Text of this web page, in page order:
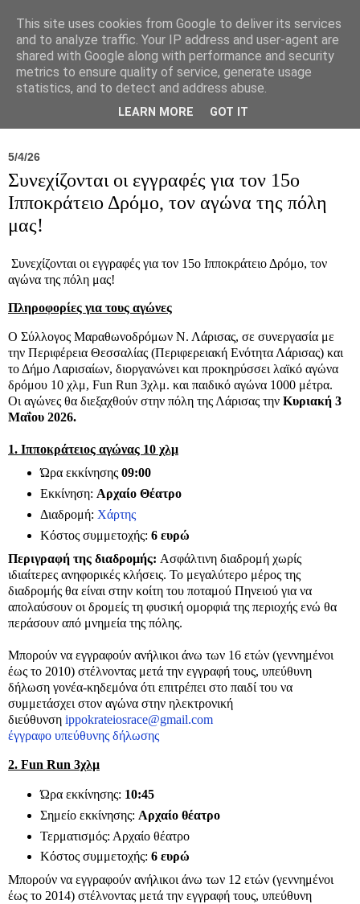
Σύλλογος Ιπποκράτειος
5/4/26
Συνεχίζονται οι εγγραφές για τον 15ο
Ιπποκράτειο Δρόμο, τον αγώνα της πόλη
μας!
Συνεχίζονται οι εγγραφές για τον 15ο Ιπποκράτειο Δρόμο, τον
αγώνα της πόλη μας!
Πληροφορίες για τους αγώνες
Ο Σύλλογος Μαραθωνοδρόμων Ν. Λάρισας, σε συνεργασία με
την Περιφέρεια Θεσσαλίας (Περιφερειακή Ενότητα Λάρισας) και
το Δήμο Λαρισαίων, διοργανώνει και προκηρύσσει λαϊκό αγώνα
δρόμου 10 χλμ, Fun Run 3χλμ. και παιδικό αγώνα 1000 μέτρα.
Οι αγώνες θα διεξαχθούν στην πόλη της Λάρισας την Κυριακή 3
Μαΐου 2026.
1. Ιπποκράτειος αγώνας 10 χλμ
Ώρα εκκίνησης 09:00
Εκκίνηση: Αρχαίο Θέατρο
Διαδρομή: Χάρτης
Κόστος συμμετοχής: 6 ευρώ
Περιγραφή της διαδρομής: Ασφάλτινη διαδρομή χωρίς
ιδιαίτερες ανηφορικές κλήσεις. Το μεγαλύτερο μέρος της
διαδρομής θα είναι στην κοίτη του ποταμού Πηνειού για να
απολαύσουν οι δρομείς τη φυσική ομορφιά της περιοχής ενώ θα
περάσουν από μνημεία της πόλης.
Μπορούν να εγγραφούν ανήλικοι άνω των 16 ετών (γεννημένοι
έως το 2010) στέλνοντας μετά την εγγραφή τους, υπεύθυνη
δήλωση γονέα-κηδεμόνα ότι επιτρέπει στο παιδί του να
συμμετάσχει στον αγώνα στην ηλεκτρονική
διεύθυνση ippokrateiosrace@gmail.com
έγγραφο υπεύθυνης δήλωσης
2. Fun Run 3χλμ
Ώρα εκκίνησης: 10:45
Σημείο εκκίνησης: Αρχαίο θέατρο
Τερματισμός: Αρχαίο θέατρο
Κόστος συμμετοχής: 6 ευρώ
Μπορούν να εγγραφούν ανήλικοι άνω των 12 ετών (γεννημένοι
έως το 2014) στέλνοντας μετά την εγγραφή τους, υπεύθυνη
This site uses cookies from Google to deliver its services
and to analyze traffic. Your IP address and user-agent are
shared with Google along with performance and security
metrics to ensure quality of service, generate usage
statistics, and to detect and address abuse.
LEARN MORE GOT IT